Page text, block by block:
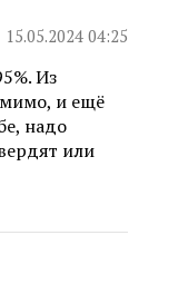
15.05.2024 04:25
Из
мимо, и ещё
надо
или